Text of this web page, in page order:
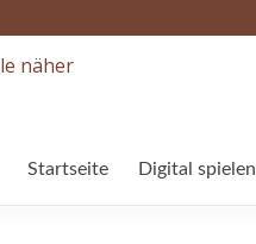
Startseite Digital spielen